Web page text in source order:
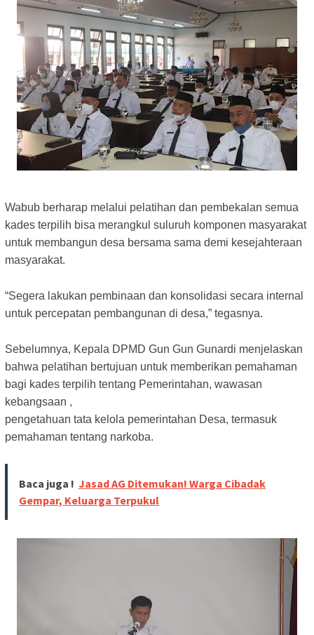
Wabub berharap melalui pelatihan dan pembekalan semua
kades terpilih bisa merangkul suluruh komponen masyarakat
untuk membangun desa bersama sama demi kesejahteraan
masyarakat.
“Segera lakukan pembinaan dan konsolidasi secara internal
untuk percepatan pembangunan di desa,” tegasnya.
Sebelumnya, Kepala DPMD Gun Gun Gunardi menjelaskan
bahwa pelatihan bertujuan untuk memberikan pemahaman
bagi kades terpilih tentang Pemerintahan, wawasan
kebangsaan ,
pengetahuan tata kelola pemerintahan Desa, termasuk
pemahaman tentang narkoba.
Baca juga ! Jasad AG Ditemukan! Warga Cibadak
Gempar, Keluarga Terpukul